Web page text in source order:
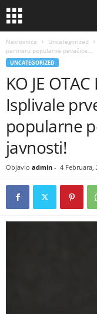
Naslovnica Uncategorized
partneru popularne pevačice...
UNCATEGORIZED
KO JE
Isplivale
popularne
javnosti!
Objavio admin - 4 Februara,